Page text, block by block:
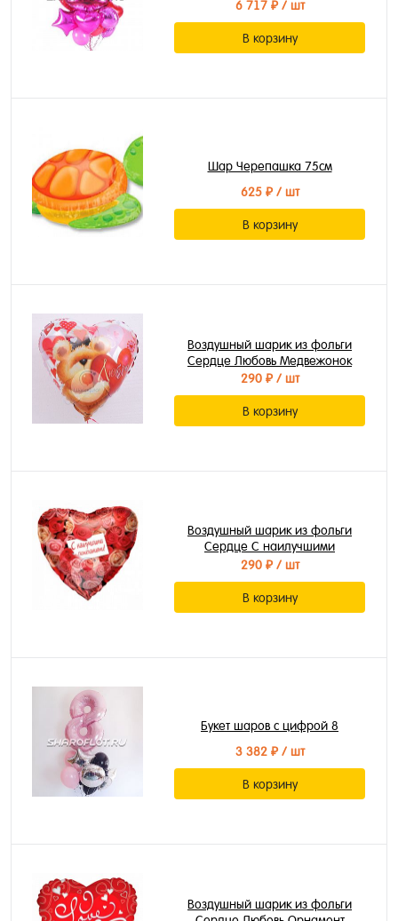
6 717 ₽/ шт
В корзину
Шар Черепашка 75см
625 ₽/ шт
В корзину
Воздушный шарик из фольги
Сердце Любовь Медвежонок
290 ₽/ шт
В корзину
Воздушный шарик из фольги
Сердце С наилучшими
пожеланиями
290 ₽/ шт
В корзину
Букет шаров с цифрой 8
3 382 ₽/ шт
В корзину
Воздушный шарик из фольги